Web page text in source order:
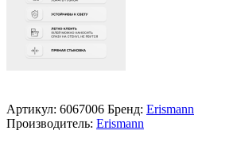
Артикул: 6067006 Бренд: Erismann
Производитель: Erismann